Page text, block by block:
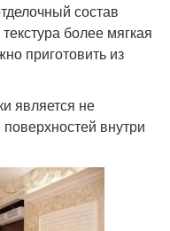
состав
более мягкая
приготовить из
является не
внутри